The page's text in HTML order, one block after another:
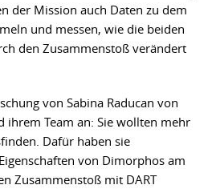
der Mission auch Daten zu dem
und messen, wie die beiden
den Zusammenstoß verändert
von Sabina Raducan von
ihrem Team an: Sie wollten mehr
Dafür haben sie
von Dimorphos am
Zusammenstoß mit DART